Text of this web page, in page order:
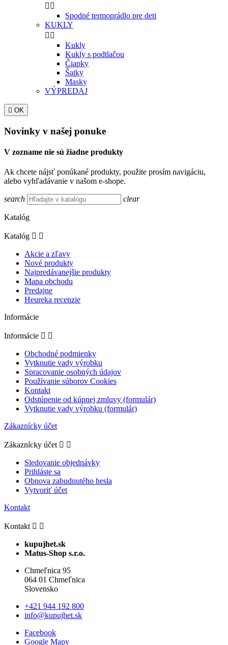
 
Spodné termoprádlo pre deti
KUKLY
 
Kukly
Kukly s podtlačou
Čiapky
Šatky
Masky
VÝPREDAJ
 OK
Novinky v našej ponuke
V zozname nie sú žiadne produkty
Ak chcete nájsť ponúkané produkty, použite prosím navigáciu,
alebo vyhľadávanie v našom e-shope.
search clear
Katalóg
Katalóg  
Akcie a zľavy
Nové produkty
Najpredávanejšie produkty
Mapa obchodu
Predajne
Heureka recenzie
Informácie
Informácie  
Obchodné podmienky
Vytknutie vady výrobku
Spracovanie osobných údajov
Používanie súborov Cookies
Kontakt
Odstúpenie od kúpnej zmluvy (formulár)
Vytknutie vady výrobku (formulár)
Zákaznícky účet
Zákaznícky účet  
Sledovanie objednávky
Prihláste sa
Obnova zabudnutého hesla
Vytvoriť účet
Kontakt
Kontakt  
kupujhet.sk
Matus-Shop s.r.o.
Chmeľnica 95
064 01 Chmeľnica
Slovensko
+421 944 192 800
info@kupujhet.sk
Facebook
Google Mapy